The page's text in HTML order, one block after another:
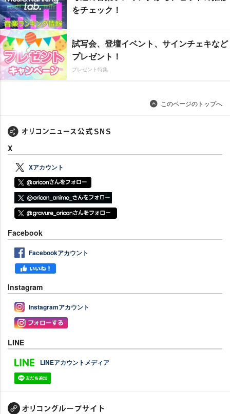
をチェック！
試写会、登壇イベント、サインチェキなど
プレゼント！
プレゼント特集
このページのトップへ
X
Xアカウント
Facebook
Facebookアカウント
Instagram
Instagramアカウント
LINE
LINEアカウントメディア